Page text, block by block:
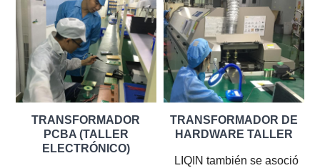
TRANSFORMADOR
PCBA (TALLER
ELECTRÓNICO)
TRANSFORMADOR DE
HARDWARE TALLER
LIQIN también se asoció